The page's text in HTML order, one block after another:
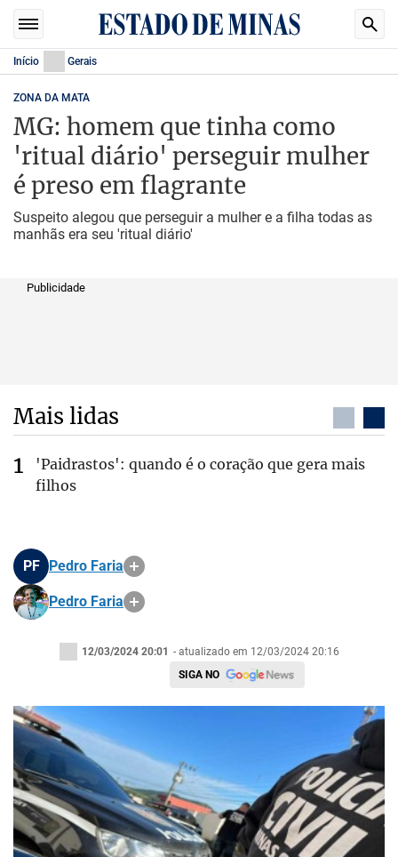
Início Gerais
ZONA DA MATA
MG: homem que tinha como
'ritual diário' perseguir mulher
é preso em flagrante
Suspeito alegou que perseguir a mulher e a filha todas as
manhãs era seu 'ritual diário'
Publicidade
Mais lidas
'Paidrastos': quando é o coração que gera mais
filhos
PF Pedro Faria
Pedro Faria
12/03/2024 20:01 - atualizado em 12/03/2024 20:16
SIGA NO